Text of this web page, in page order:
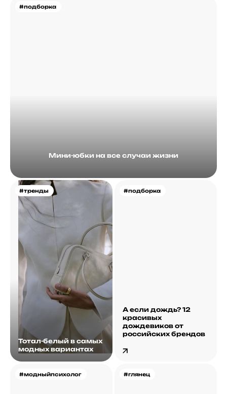
#подборка
Мини-юбки на все случаи жизни
#тренды
Тотал-белый в самых
модных вариантах
#подборка
А если дождь? 12
красивых
дождевиков от
российских брендов
#модныйпсихолог #глянец